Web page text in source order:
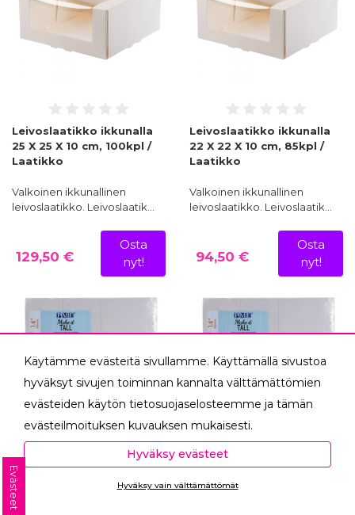
Leivoslaatikko ikkunalla
25 X 25 X 10 cm, 100kpl /
Laatikko
Valkoinen ikkunallinen
leivoslaatikko. Leivoslaatik…
129,50 €
Osta
nyt!
Leivoslaatikko ikkunalla
22 X 22 X 10 cm, 85kpl /
Laatikko
Valkoinen ikkunallinen
leivoslaatikko. Leivoslaatik…
94,50 €
Osta
nyt!
Korotuspala
kakkulaatikkoon (käy 25,
30 ja 35 cm laatikkoon),
Käytämme evästeitä sivullamme. Käyttämällä sivustoa
hyväksyt sivujen toiminnan kannalta välttämättömien
evästeiden käytön tietosuojaselosteemme ja tämän
evästeilmoituksen kuvauksen mukaisesti.
Hyväksyessäsi analytiikka- ja markkinointievästeet
autat meitä mittaamaan ja analysoimaan
verkkosivumme toimintaa ja käyttöä (Analytiikka ja
Hyväksy evästeet
Hyväksy vain välttämättömät
Evästeet